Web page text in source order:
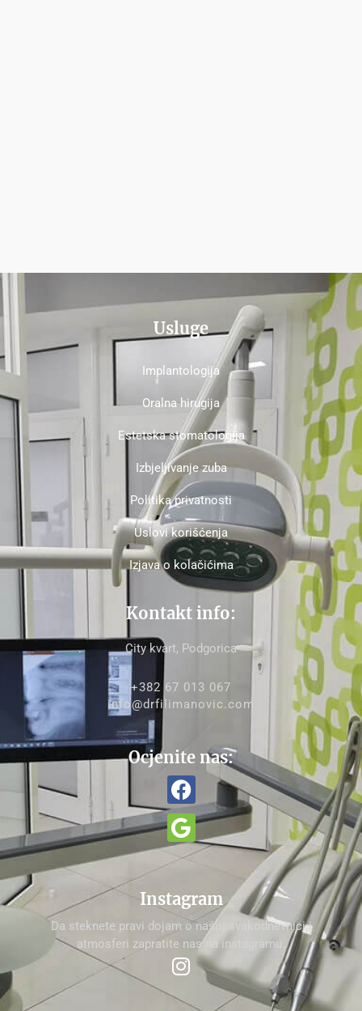
Usluge
Implantologija
Oralna hirugija
Estetska stomatologija
Izbjeljivanje zuba
Politika privatnosti
Uslovi korišćenja
Izjava o kolačićima
Kontakt info:
City kvart, Podgorica
+382 67 013 067
info@drfilimanovic.com
Ocjenite nas:
Instagram
Da steknete pravi dojam o našoj svakodnevnici i
atmosferi zapratite nas na instagramu.